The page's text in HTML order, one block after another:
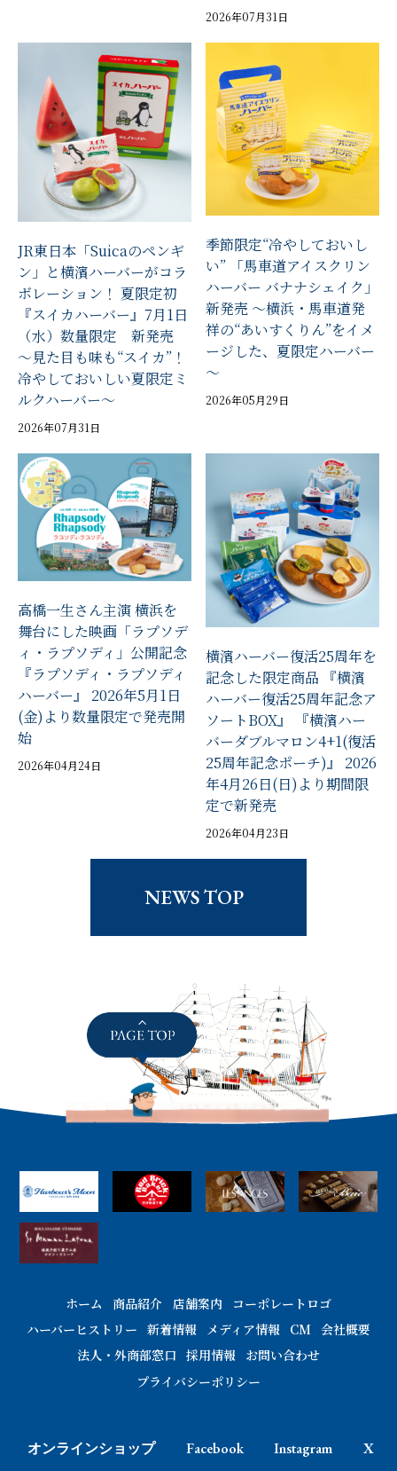
2026年07月31日
JR東日本「Suicaのペンギ
ン」と横濱ハーバーがコラ
ボレーション！ 夏限定初
『スイカハーバー』7月1日
（水）数量限定 新発売
～見た目も味も“スイカ”！
冷やしておいしい夏限定ミ
ルクハーバー～
2026年07月31日
季節限定“冷やしておいし
い” 「馬車道アイスクリン
ハーバー バナナシェイク」
新発売 ～横浜・馬車道発
祥の“あいすくりん”をイメ
ージした、夏限定ハーバー
～
2026年05月29日
高橋一生さん主演 横浜を
舞台にした映画「ラプソデ
ィ・ラプソディ」公開記念
『ラプソディ・ラプソディ
ハーバー』 2026年5月1日
(金)より数量限定で発売開
始
2026年04月24日
横濱ハーバー復活25周年を
記念した限定商品 『横濱
ハーバー復活25周年記念ア
ソートBOX』 『横濱ハー
バーダブルマロン4+1(復活
25周年記念ポーチ)』 2026
年4月26日(日)より期間限
定で新発売
2026年04月23日
NEWS TOP
ホーム 商品紹介 店舗案内
コーポレートロゴ
ハーバーヒストリー 新着情報 メディア情報 CM 会社概要
法人・外商部窓口 採用情報 お問い合わせ
プライバシーポリシー
オンラインショップ Facebook Instagram X